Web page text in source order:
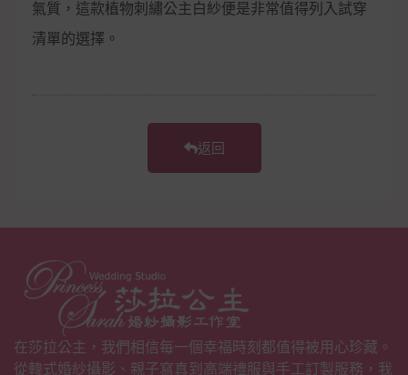
氣質，這款植物刺繡公主白紗便是非常值得列入試穿
清單的選擇。
返回
在莎拉公主，我們相信每一個幸福時刻都值得被用心珍藏。
從韓式婚紗攝影、親子寫真到高端禮服與手工訂製服務，我